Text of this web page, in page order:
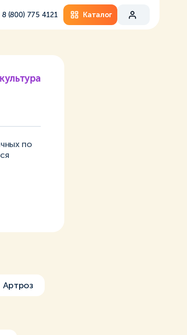
8 (800) 775 4121 Каталог
по
Артроз